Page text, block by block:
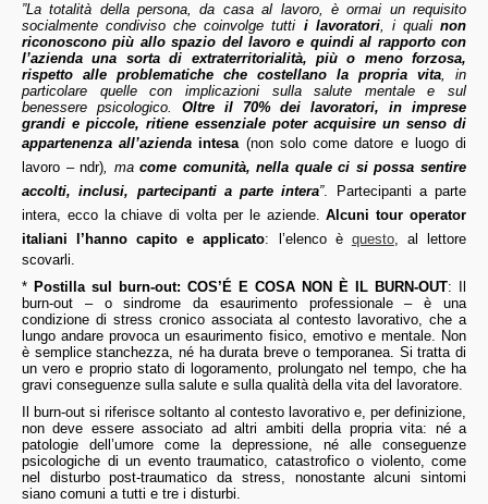
”La totalità della persona, da casa al lavoro, è ormai un requisito
socialmente condiviso che coinvolge tutti i lavoratori, i qualinon
riconoscono più allo spazio del lavoro e quindi al rapporto con
l’azienda una sorta di extraterritorialità, più o meno forzosa,
rispetto alle problematiche che costellano la propria vita, in
particolare quelle con implicazioni sulla salute mentale e sul
benessere psicologico. Oltre il 70% dei lavoratori, in imprese
grandi e piccole, ritiene essenziale poter acquisire un senso di
appartenenza all’aziendaintesa(non solo come datore e luogo di
lavoro – ndr), macome comunità, nella quale ci si possa sentire
accolti, inclusi, partecipanti a parte intera”. Partecipanti a parte
intera, ecco la chiave di volta per le aziende.Alcuni tour operator
italiani l’hanno capito e applicato: l’elenco è questo, al lettore
scovarli.
* Postilla sul burn-out: COS’ É E COSA NON È IL BURN-OUT: Il
burn-out – o sindrome da esaurimento professionale – è una
condizione di stress cronico associata al contesto lavorativo, che a
lungo andare provoca un esaurimento fisico, emotivo e mentale. Non
è semplice stanchezza, né ha durata breve o temporanea. Si tratta di
un vero e proprio stato di logoramento, prolungato nel tempo, che ha
gravi conseguenze sulla salute e sulla qualità della vita del lavoratore.
Il burn-out si riferisce soltanto al contesto lavorativo e, per definizione,
non deve essere associato ad altri ambiti della propria vita: né a
patologie dell’umore come la depressione, né alle conseguenze
psicologiche di un evento traumatico, catastrofico o violento, come
nel disturbo post-traumatico da stress, nonostante alcuni sintomi
siano comuni a tutti e tre i disturbi.